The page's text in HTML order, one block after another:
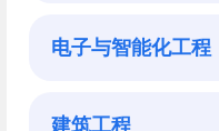
电子与智能化工程
建筑工程